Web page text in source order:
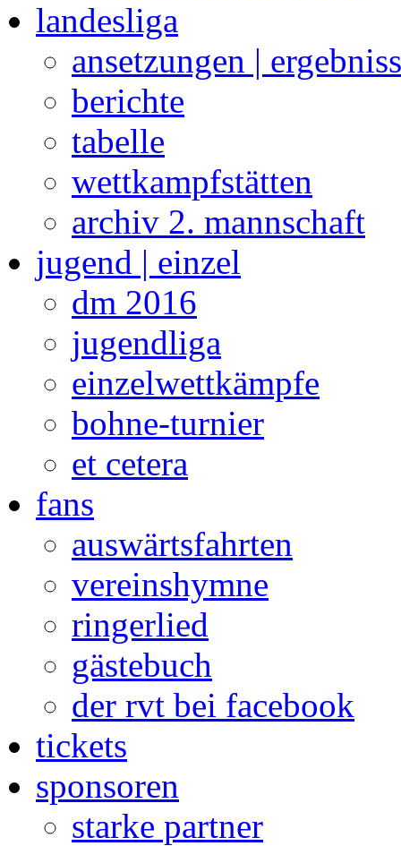
landesliga
ansetzungen |
berichte
tabelle
wettkampfstätten
archiv 2. mannschaft
jugend | einzel
dm 2016
jugendliga
einzelwettkämpfe
bohne-turnier
et cetera
fans
auswärtsfahrten
vereinshymne
ringerlied
gästebuch
der rvt bei facebook
tickets
sponsoren
starke partner